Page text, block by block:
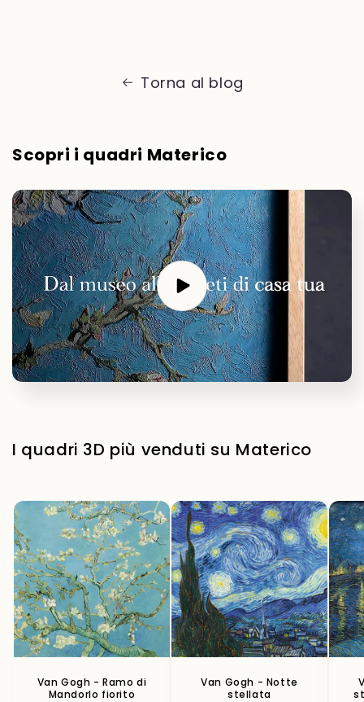
Torna al blog
Scopri i quadri Materico
I quadri 3D più venduti su Materico
Van Gogh - Ramo di
Mandorlo fiorito
Van Gogh - Notte
stellata